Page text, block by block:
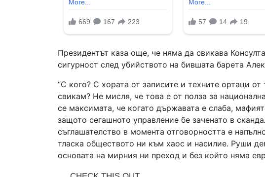
Президентът каза още, че няма да свикава
сигурност след убийството на бившата барета
“С кого? С хората от записите и техните ортаци
свикам? Не мисля, че това е от полза за
се максимата, че когато държавата е слаба,
защото сегашното управление бе заченато в
съглашателство в момента отговорността е
тласка обществото ни към хаос и насилие. Руши
основата на мирния ни преход и без който няма